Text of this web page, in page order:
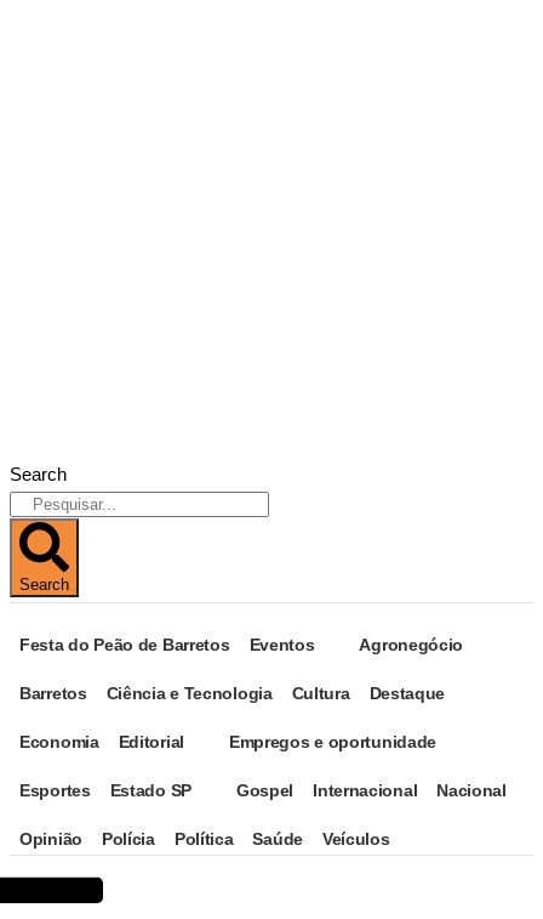
Search
Search
Festa do Peão de Barretos Eventos Agronegócio
Barretos Ciência e Tecnologia Cultura Destaque
Economia Editorial Empregos e oportunidade
Esportes Estado SP Gospel Internacional Nacional
Opinião Polícia Política Saúde Veículos